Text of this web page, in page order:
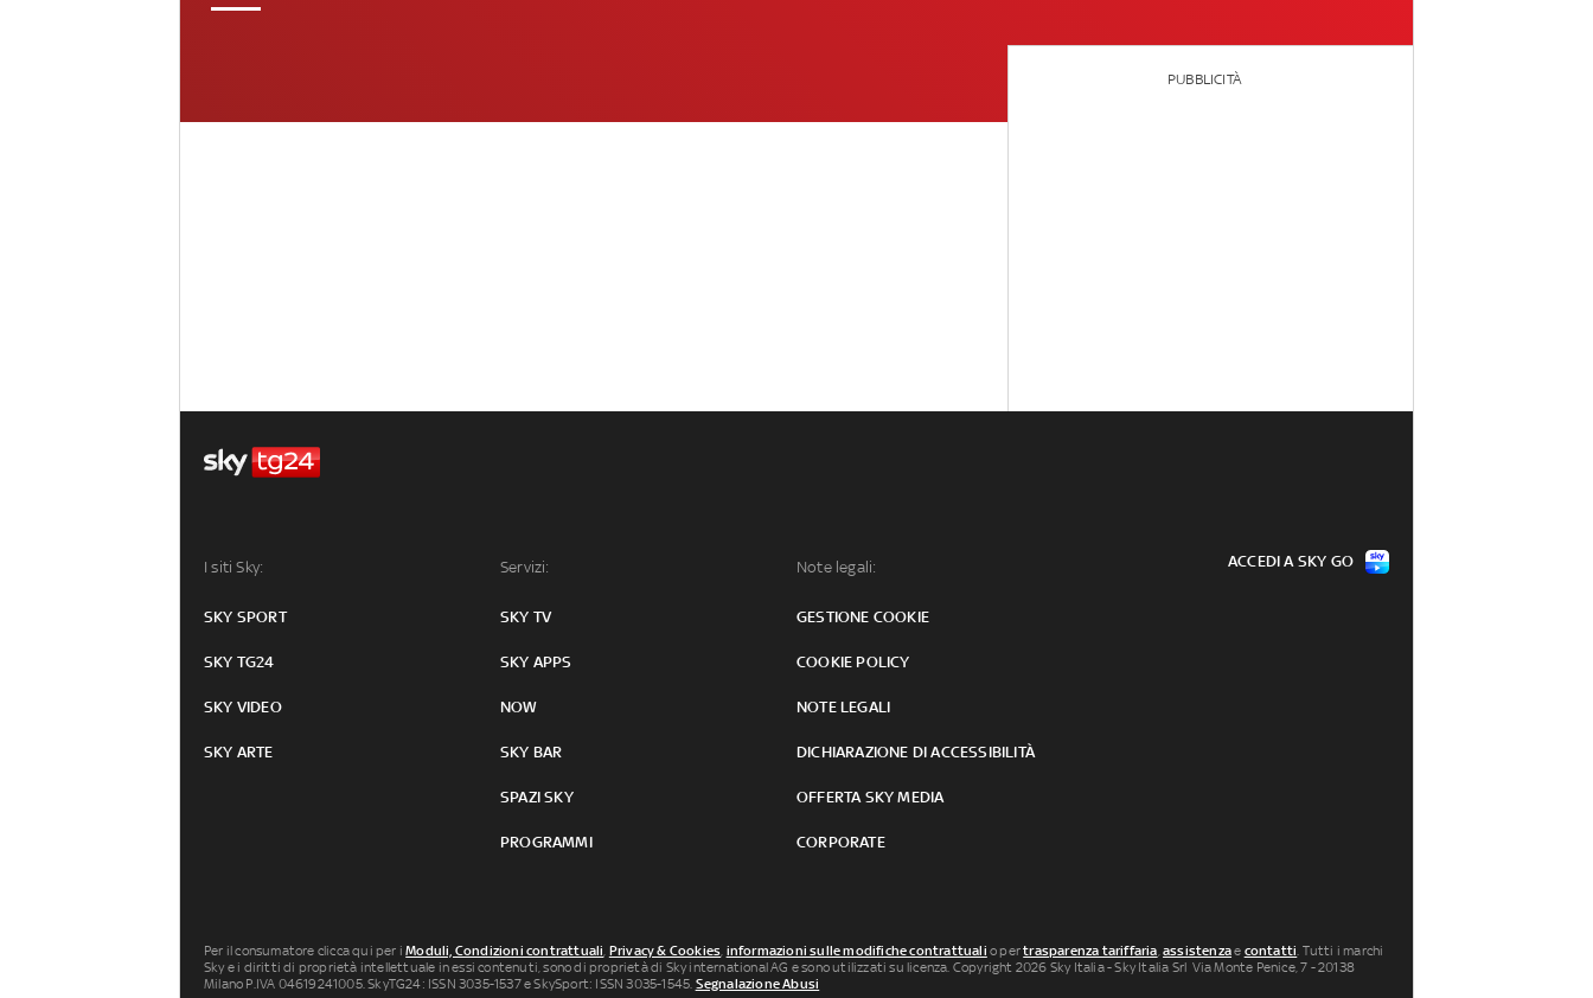
PUBBLICITÀ
I siti Sky:
SKY SPORT
SKY TG24
SKY VIDEO
SKY ARTE
Servizi:
SKY TV
SKY APPS
NOW
SKY BAR
SPAZI SKY
PROGRAMMI
Note legali:
GESTIONE COOKIE
COOKIE POLICY
NOTE LEGALI
DICHIARAZIONE DI ACCESSIBILITÀ
OFFERTA SKY MEDIA
CORPORATE
ACCEDI A SKY GO
Per il consumatore clicca qui per iModuli, Condizioni contrattuali, Privacy & Cookies, informazioni sulle modifiche contrattuali o pertrasparenza tariffaria,assistenzae contatti. Tutti i marchi
Sky e i diritti di proprietà intellettuale in essi contenuti, sono di proprietà di Sky international AG e sono utilizzati su licenza. Copyright 2026 Sky Italia - Sky Italia Srl Via Monte Penice, 7 - 20138
Milano P.IVA 04619241005. SkyTG24: ISSN 3035-1537 e SkySport: ISSN 3035-1545. Segnalazione Abusi